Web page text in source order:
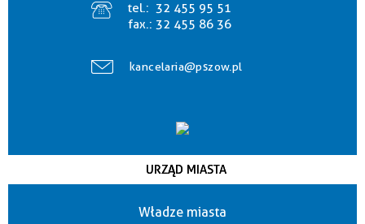
tel.: 32 455 95 51
fax.: 32 455 86 36
kancelaria@pszow.pl
URZĄD MIASTA
Władze miasta